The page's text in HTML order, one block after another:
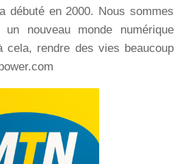
débuté en 2000. Nous sommes
nouveau monde numérique
cela, rendre des vies beaucoup